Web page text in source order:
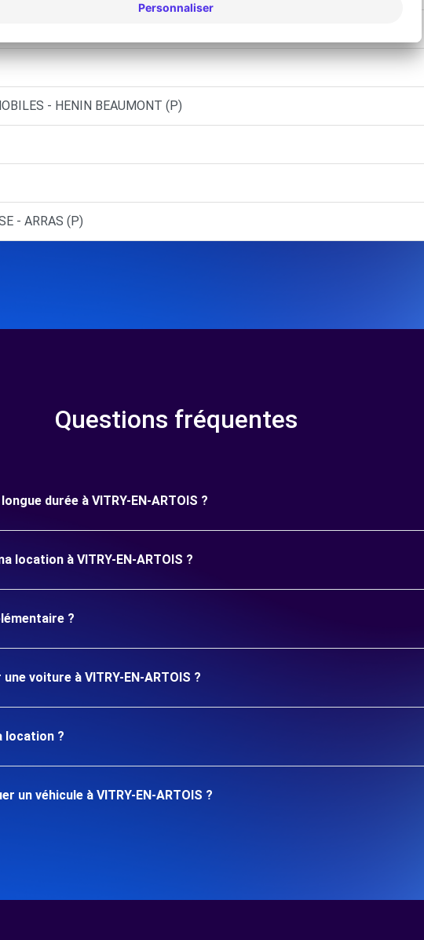
- HENIN BEAUMONT (P)
- ARRAS (P)
Questions fréquentes
durée à VITRY-EN-ARTOIS ?
location à VITRY-EN-ARTOIS ?
?
voiture à VITRY-EN-ARTOIS ?
location ?
un véhicule à VITRY-EN-ARTOIS ?